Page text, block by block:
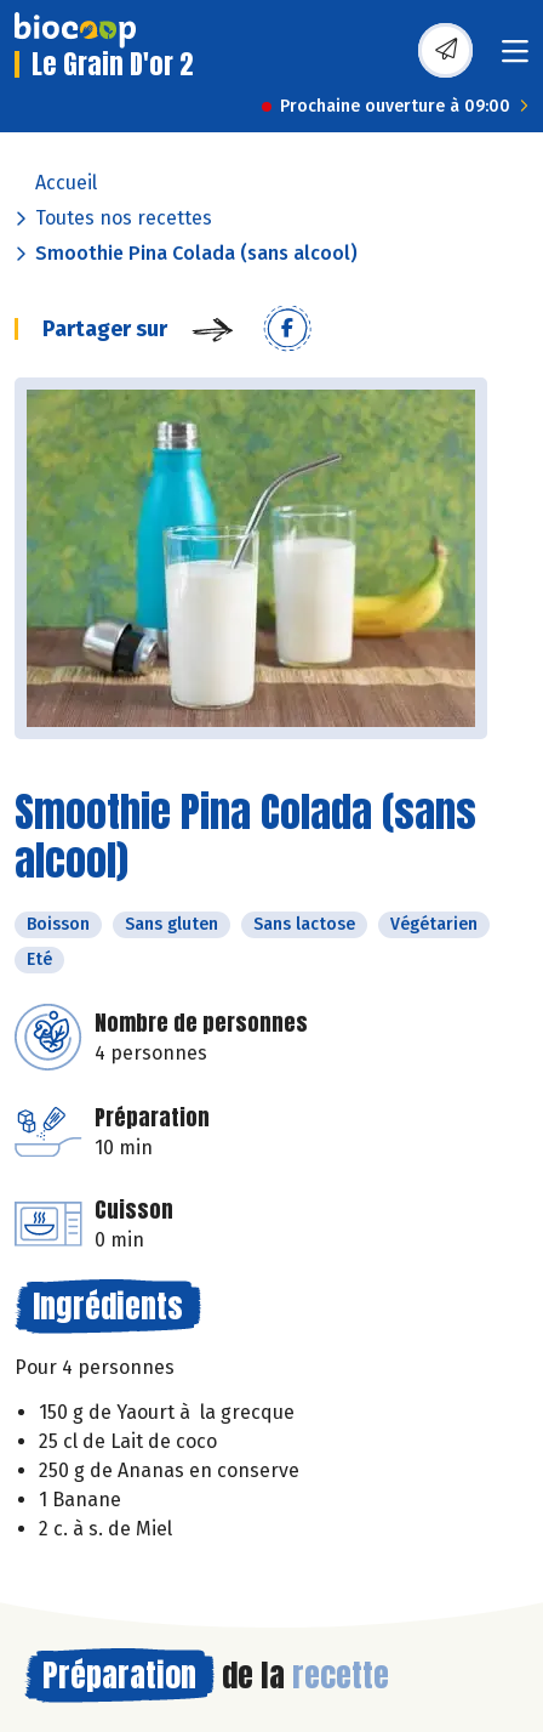
Le Grain D'or 2
Prochaine ouverture à 09:00
Accueil
Toutes nos recettes
Smoothie Pina Colada (sans alcool)
Partager sur
Smoothie Pina Colada (sans
alcool)
Boisson Sans gluten Sans lactose
Végétarien
Eté
Nombre de personnes
4 personnes
Préparation
10 min
Cuisson
0 min
Ingrédients
Pour 4 personnes
150 g de Yaourt à la grecque
25 cl de Lait de coco
250 g de Ananas en conserve
1 Banane
2 c. à s. de Miel
Préparation de la recette